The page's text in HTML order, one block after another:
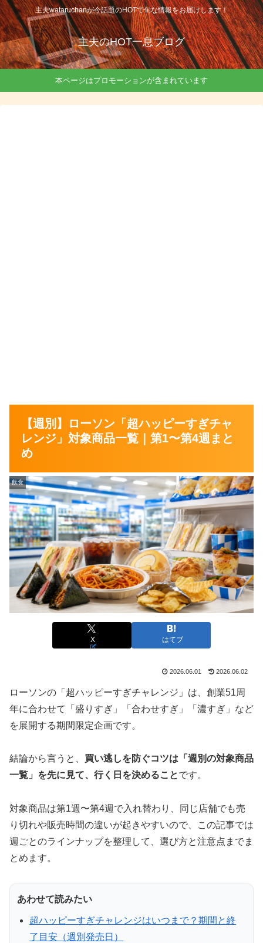
主夫wataruchanが今話題のHOTで旬な情報をお届けします！
主夫のHOT一息ブログ
本ページはプロモーションが含まれています
【週別】ローソン「超ハッピーすぎチャ
レンジ」対象商品一覧｜第1〜第4週まと
め
飲食
X はてブ
2026.06.01 2026.06.02
ローソンの「超ハッピーすぎチャレンジ」は、創業51周
年に合わせて「盛りすぎ」「合わせすぎ」「濃すぎ」など
を展開する期間限定企画です。
結論から言うと、 買い逃しを防ぐコツは「週別の対象商品
一覧」を先に見て、行く日を決めることです。
対象商品は第1週〜第4週で入れ替わり、同じ店舗でも売
り切れや販売時間の違いが起きやすいので、この記事では
週ごとのラインナップを整理して、選び方と注意点までま
とめます。
あわせて読みたい
超ハッピーすぎチャレンジはいつまで？期間と終
了目安（週別発売日）